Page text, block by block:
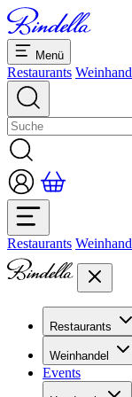
Menü
Restaurants
Restaurants
Restaurants
Bankette
Dolcezze
Weinhandel
Übersicht
Events